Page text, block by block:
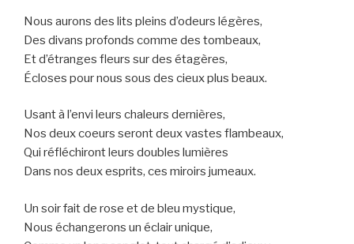
Nous aurons des lits pleins d’odeurs légères,
Des divans profonds comme des tombeaux,
Et d’étranges fleurs sur des étagères,
Écloses pour nous sous des cieux plus beaux.
Usant à l’envi leurs chaleurs dernières,
Nos deux coeurs seront deux vastes flambeaux,
Qui réfléchiront leurs doubles lumières
Dans nos deux esprits, ces miroirs jumeaux.
Un soir fait de rose et de bleu mystique,
Nous échangerons un éclair unique,